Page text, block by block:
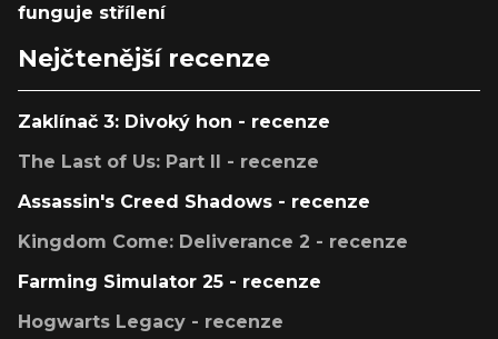
funguje střílení
Nejčtenější recenze
Zaklínač 3: Divoký hon - recenze
The Last of Us: Part II - recenze
Assassin's Creed Shadows - recenze
Kingdom Come: Deliverance 2 - recenze
Farming Simulator 25 - recenze
Hogwarts Legacy - recenze